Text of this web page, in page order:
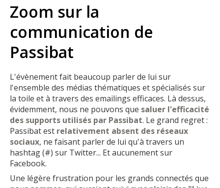
Zoom sur la
communication de
Passibat
L'évènement fait beaucoup parler de lui sur
l'ensemble des médias thématiques et spécialisés sur
la toile et à travers des emailings efficaces. Là dessus,
évidemment, nous ne pouvons que saluer l'efficacité
des supports utilisés par Passibat. Le grand regret :
Passibat est relativement absent des réseaux
sociaux, ne faisant parler de lui qu'à travers un
hashtag (#) sur Twitter... Et aucunement sur
Facebook.
Une légère frustration pour les grands connectés que